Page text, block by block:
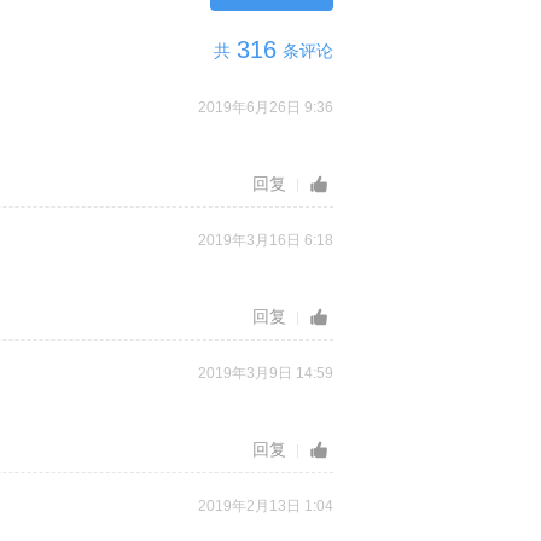
共 316 条评论
2019年6月26日 9:36
回复
2019年3月16日 6:18
回复
2019年3月9日 14:59
回复
2019年2月13日 1:04